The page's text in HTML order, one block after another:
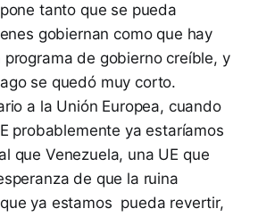
tanto que se pueda
gobiernan como que hay
de gobierno creíble, y
se quedó muy corto.
a la Unión Europea, cuando
probablemente ya estaríamos
que Venezuela, una UE que
de que la ruina
ya estamos pueda revertir,